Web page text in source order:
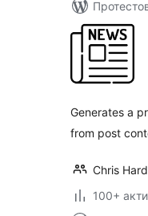
Generates a
from post
Chris
100+